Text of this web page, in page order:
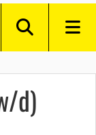
d)